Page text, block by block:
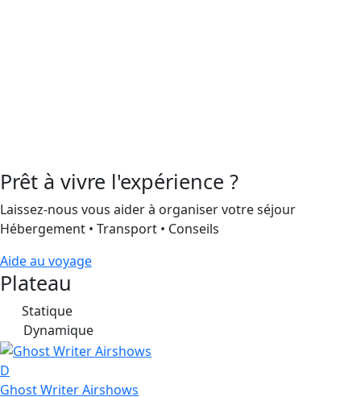
Prêt à vivre l'expérience ?
Laissez-nous vous aider à organiser votre séjour
Hébergement • Transport • Conseils
Aide au voyage
Plateau
Statique
Dynamique
D
Ghost Writer Airshows